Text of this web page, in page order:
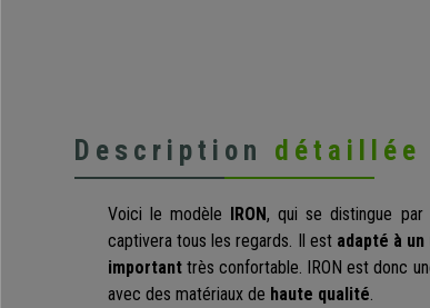
Description détaillée
Voici le modèle IRON, qui se distingue par
captivera tous les regards. Il est adapté à
important très confortable. IRON est donc
avec des matériaux de haute qualité.